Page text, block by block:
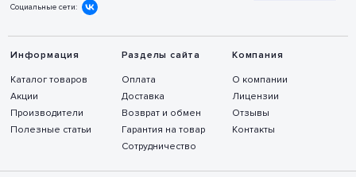
Социальные сети:
Информация
Каталог товаров
Акции
Производители
Полезные статьи
Разделы сайта
Оплата
Доставка
Возврат и обмен
Гарантия на товар
Сотрудничество
Компания
О компании
Лицензии
Отзывы
Контакты